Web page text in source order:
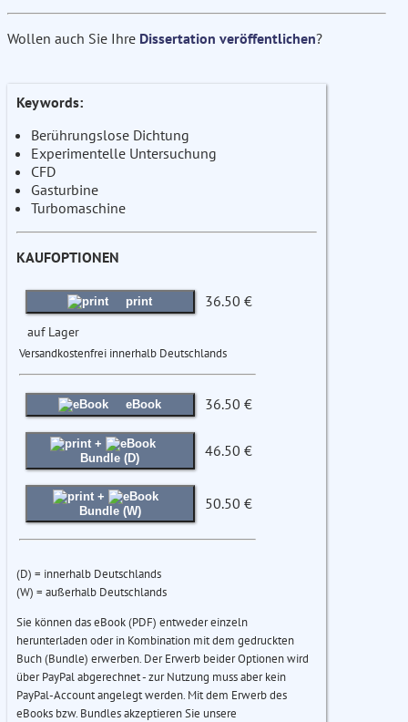
Wollen auch Sie Ihre Dissertation veröffentlichen?
Keywords:
Berührungslose Dichtung
Experimentelle Untersuchung
CFD
Gasturbine
Turbomaschine
KAUFOPTIONEN
print 36.50 €
auf Lager
Versandkostenfrei innerhalb Deutschlands
eBook 36.50 €
+
Bundle (D)
46.50 €
+
Bundle (W)
50.50 €
(D) = innerhalb Deutschlands
(W) = außerhalb Deutschlands
Sie können das eBook (PDF) entweder einzeln
herunterladen oder in Kombination mit dem gedruckten
Buch (Bundle) erwerben. Der Erwerb beider Optionen wird
über PayPal abgerechnet - zur Nutzung muss aber kein
PayPal-Account angelegt werden. Mit dem Erwerb des
eBooks bzw. Bundles akzeptieren Sie unsere